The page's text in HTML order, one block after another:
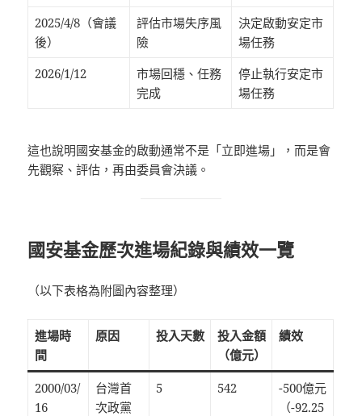
2025/4/8（會議
後）
評估市場失序風
險
決定啟動安定市
場任務
2026/1/12
市場回穩、任務
完成
停止執行安定市
場任務
這也說明國安基金的啟動通常不是「立即進場」，而是會
先觀察、評估，再由委員會決議。
國安基金歷次進場紀錄與績效一覽
（以下表格為附圖內容整理）
進場時
間
原因 投入天數
投入金額
（億元）
績效
2000/03/
16
台灣首
次政黨
5 542
-500億元
（-92.25